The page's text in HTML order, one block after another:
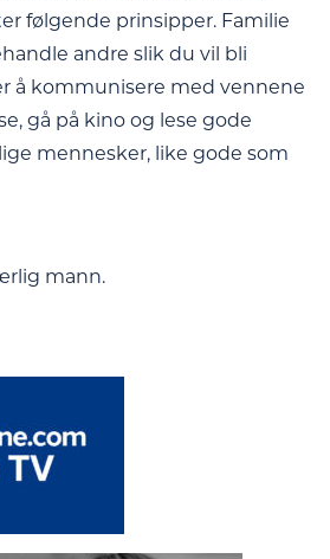
følgende prinsipper. Familie
andre slik du vil bli
å kommunisere med vennene
gå på kino og lese gode
mennesker, like gode som
mann.